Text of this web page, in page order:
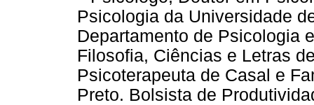
Psicologia da Universidade
Departamento de Psicologia
Filosofia, Ciências e Letras
Psicoterapeuta de Casal e
Preto. Bolsista de